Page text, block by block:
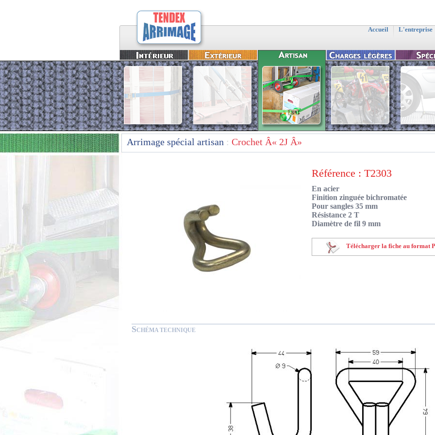
Accueil L'entreprise
Arrimage spécial artisan : Crochet Â« 2J Â»
Référence : T2303
En acier
Finition zinguée bichromatée
Pour sangles 35 mm
Résistance 2 T
Diamètre de fil 9 mm
Télécharger la fiche au format
SCHÉMA TECHNIQUE